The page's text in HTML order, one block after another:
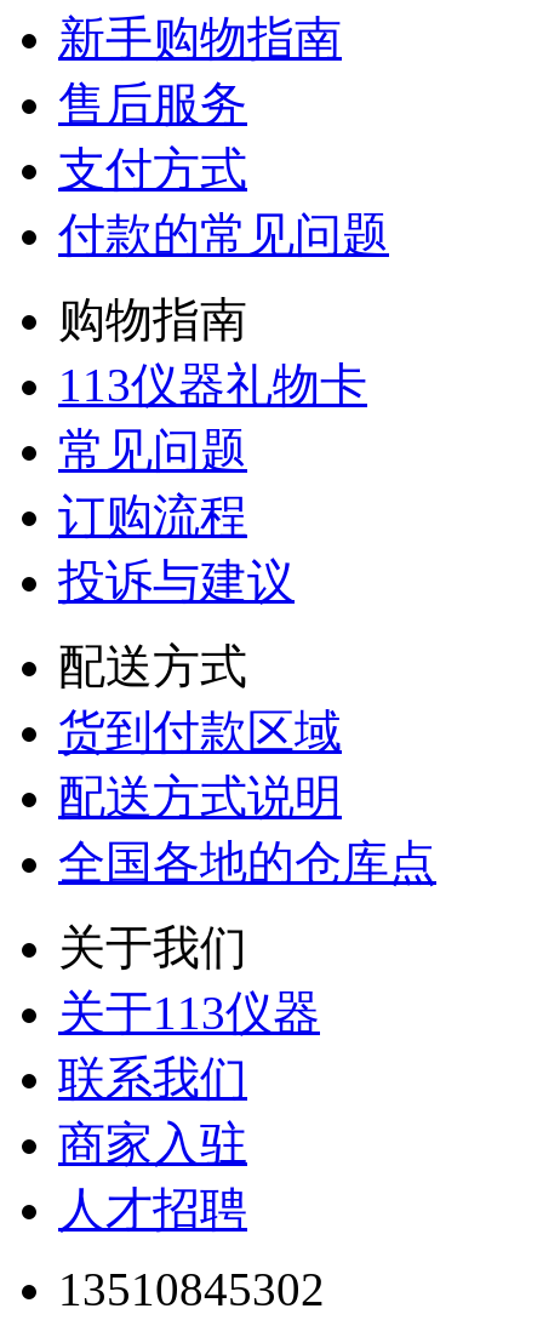
新手购物指南
售后服务
支付方式
付款的常见问题
购物指南
113仪器礼物卡
常见问题
订购流程
投诉与建议
配送方式
货到付款区域
配送方式说明
全国各地的仓库点
关于我们
关于113仪器
联系我们
商家入驻
人才招聘
13510845302